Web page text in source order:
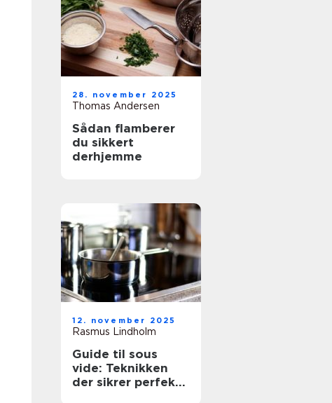
28. november 2025
Thomas Andersen
Sådan flamberer
du sikkert
derhjemme
12. november 2025
Rasmus Lindholm
Guide til sous
vide: Teknikken
der sikrer perfekte